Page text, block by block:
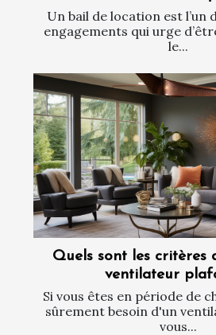
Un bail de location est l’un
engagements qui urge
le...
Quels sont les critères
ventilateur
Si vous êtes en période de
sûrement besoin d'un
vous...